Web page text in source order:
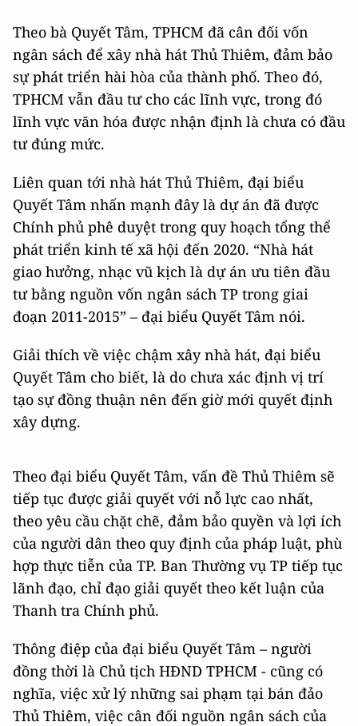
Theo bà Quyết Tâm, TPHCM đã cân đối vốn
ngân sách để xây nhà hát Thủ Thiêm, đảm bảo
sự phát triển hài hòa của thành phố. Theo đó,
TPHCM vẫn đầu tư cho các lĩnh vực, trong đó
lĩnh vực văn hóa được nhận định là chưa có đầu
tư đúng mức.
Liên quan tới nhà hát Thủ Thiêm, đại biểu
Quyết Tâm nhấn mạnh đây là dự án đã được
Chính phủ phê duyệt trong quy hoạch tổng thể
phát triển kinh tế xã hội đến 2020. “Nhà hát
giao hưởng, nhạc vũ kịch là dự án ưu tiên đầu
tư bằng nguồn vốn ngân sách TP trong giai
đoạn 2011-2015” – đại biểu Quyết Tâm nói.
Giải thích về việc chậm xây nhà hát, đại biểu
Quyết Tâm cho biết, là do chưa xác định vị trí
tạo sự đồng thuận nên đến giờ mới quyết định
xây dựng.
Theo đại biểu Quyết Tâm, vấn đề Thủ Thiêm sẽ
tiếp tục được giải quyết với nỗ lực cao nhất,
theo yêu cầu chặt chẽ, đảm bảo quyền và lợi ích
của người dân theo quy định của pháp luật, phù
hợp thực tiễn của TP. Ban Thường vụ TP tiếp tục
lãnh đạo, chỉ đạo giải quyết theo kết luận của
Thanh tra Chính phủ.
Thông điệp của đại biểu Quyết Tâm – người
đồng thời là Chủ tịch HĐND TPHCM - cũng có
nghĩa, việc xử lý những sai phạm tại bán đảo
Thủ Thiêm, việc cân đối nguồn ngân sách của